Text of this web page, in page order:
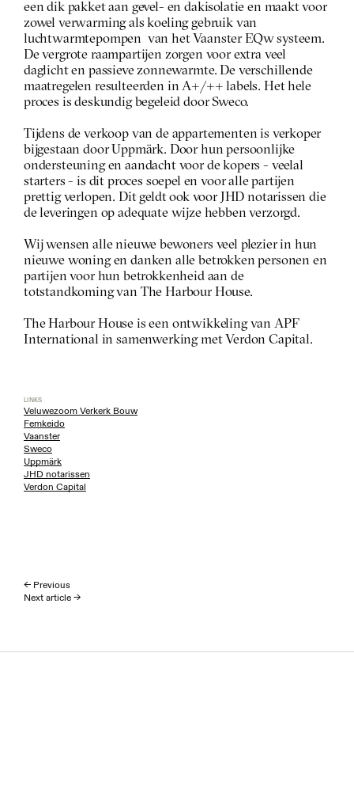
een dik pakket aan gevel- en dakisolatie en maakt voor
zowel verwarming als koeling gebruik van
luchtwarmtepompen  van het Vaanster EQw systeem.
De vergrote raampartijen zorgen voor extra veel
daglicht en passieve zonnewarmte. De verschillende
maatregelen resulteerden in A+/++ labels. Het hele
proces is deskundig begeleid door Sweco.
Tijdens de verkoop van de appartementen is verkoper
bijgestaan door Uppmärk. Door hun persoonlijke
ondersteuning en aandacht voor de kopers - veelal
starters - is dit proces soepel en voor alle partijen
prettig verlopen. Dit geldt ook voor JHD notarissen die
de leveringen op adequate wijze hebben verzorgd.
Wij wensen alle nieuwe bewoners veel plezier in hun
nieuwe woning en danken alle betrokken personen en
partijen voor hun betrokkenheid aan de
totstandkoming van The Harbour House.
The Harbour House is een ontwikkeling van APF
International in samenwerking met Verdon Capital.
LINKS
Veluwezoom Verkerk Bouw
Femkeido
Vaanster
Sweco
Uppmärk
JHD notarissen
Verdon Capital
← Previous
Next article →